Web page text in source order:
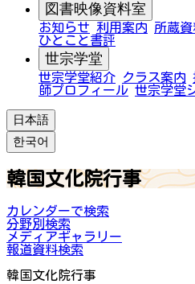
図書映像資料室
お知らせ 利用案内 所蔵
ひとこと書評
世宗学堂
世宗学堂紹介 クラス案内
師プロフィール 世宗学堂
日本語
한국어
韓国文化院行事
カレンダーで検索
分野別検索
メディアギャラリー
報道資料検索
韓国文化院行事